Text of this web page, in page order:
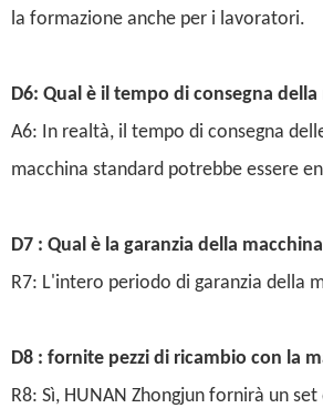
la formazione anche per i lavoratori.
D6: Qual è il tempo di consegna della
A6: In realtà, il tempo di consegna
macchina standard potrebbe essere
D7 : Qual è la garanzia della
R7: L'intero periodo di garanzia della
D8 : fornite pezzi di ricambio con la
R8: Sì, HUNAN Zhongjun fornirà un